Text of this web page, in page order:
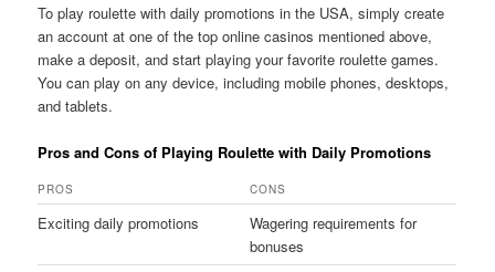
To play roulette with daily promotions in the USA, simply create
an account at one of the top online casinos mentioned above,
make a deposit, and start playing your favorite roulette games.
You can play on any device, including mobile phones, desktops,
and tablets.
Pros and Cons of Playing Roulette with Daily Promotions
PROS CONS
Exciting daily promotions
Wagering requirements for
bonuses